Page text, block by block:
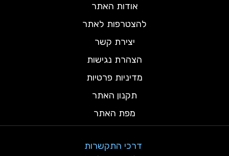
אודות האתר
להצטרפות לאתר
יצירת קשר
הצהרת נגישות
מדיניות פרטיות
תקנון האתר
מפת האתר
דרכי התקשרות